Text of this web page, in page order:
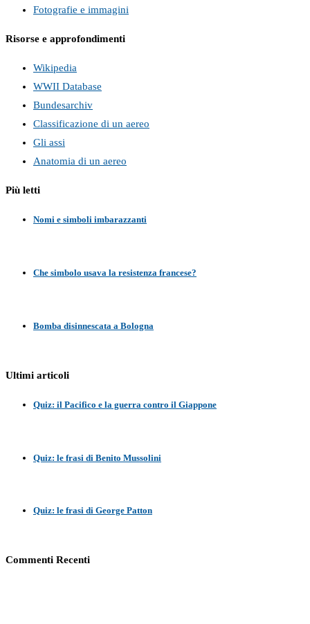
Fotografie e immagini
Risorse e approfondimenti
Wikipedia
WWII Database
Bundesarchiv
Classificazione di un aereo
Gli assi
Anatomia di un aereo
Più letti
Nomi e simboli imbarazzanti
Che simbolo usava la resistenza francese?
Bomba disinnescata a Bologna
Ultimi articoli
Quiz: il Pacifico e la guerra contro il Giappone
Quiz: le frasi di Benito Mussolini
Quiz: le frasi di George Patton
Commenti Recenti